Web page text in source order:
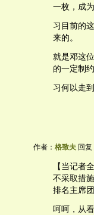
一枚，成
习目前的
来的。
就是邓这
的一定制
习何以走
作者： 格致夫 回复
【当记者
不采取措
排名主席
呵呵，从